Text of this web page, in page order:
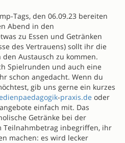
Tags, den 06.09.23 bereiten
Abend in den
zu Essen und Getränken
des Vertrauens) sollt ihr die
Austausch zu kommen.
Spielrunden und auch eine
schon angedacht. Wenn du
gib uns gerne ein kurzes
-praxis.de oder
einfach mit. Das
Getränke bei der
Teilnahmbetrag inbegriffen, ihr
machen: es wird lecker